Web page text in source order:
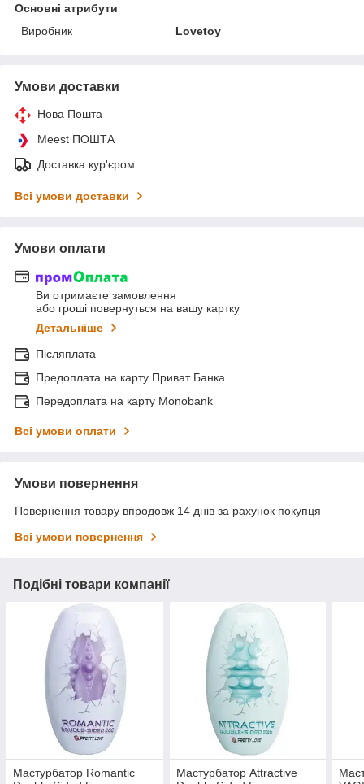
Основні атрибути
Виробник
Lovetoy
Умови доставки
Нова Пошта
Meest ПОШТА
Доставка кур'єром
Всі умови доставки
Умови оплати
Ви отримаєте замовлення
або гроші повернуться на вашу картку
Детальніше
Післяплата
Предоплата на карту Приват Банка
Передоплата на карту Monobank
Всі умови оплати
Умови повернення
Повернення товару впродовж 14 днів за рахунок покупця
Всі умови повернення
Подібні товари компанії
Мастурбатор Romantic
Мастурбатор Attractive